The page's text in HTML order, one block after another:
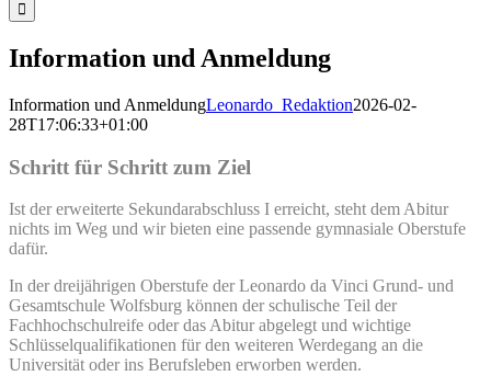
Information und Anmeldung
Information und AnmeldungLeonardo_Redaktion2026-02-
28T17:06:33+01:00
Schritt für Schritt zum Ziel
Ist der erweiterte Sekundarabschluss I erreicht, steht dem Abitur
nichts im Weg und wir bieten eine passende gymnasiale Oberstufe
dafür.
In der dreijährigen Oberstufe der Leonardo da Vinci Grund- und
Gesamtschule Wolfsburg können der schulische Teil der
Fachhochschulreife oder das Abitur abgelegt und wichtige
Schlüsselqualifikationen für den weiteren Werdegang an die
Universität oder ins Berufsleben erworben werden.